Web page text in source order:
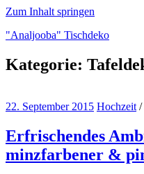
Zum Inhalt springen
"Analjooba" Tischdeko
"Analjooba"
zu
Anlässen
Kategorie:
22. September 2015 Hochzeit /
Erfrischendes
minzfarbener &